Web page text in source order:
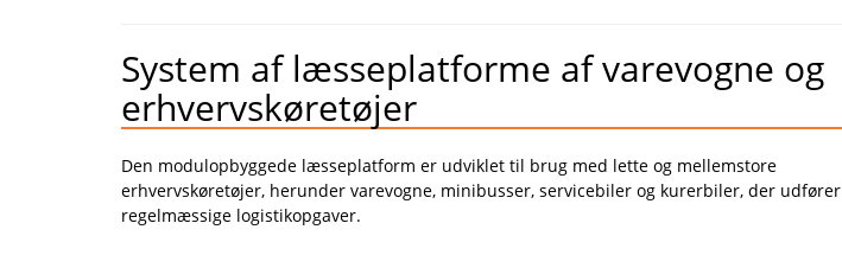
System af læsseplatforme af varevogne og
erhvervskøretøjer
Den modulopbyggede læsseplatform er udviklet til brug med lette og mellemstore
erhvervskøretøjer, herunder varevogne, minibusser, servicebiler og kurerbiler, der udfører
regelmæssige logistikopgaver.